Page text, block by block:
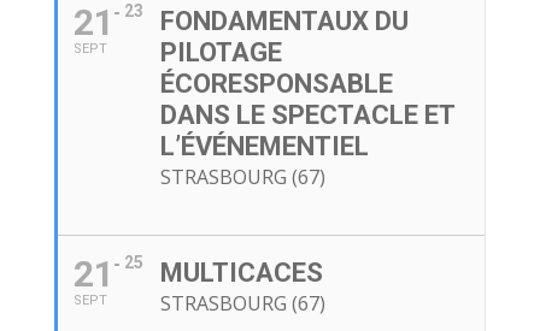
21
SEPT
23
FONDAMENTAUX DU
PILOTAGE
ÉCORESPONSABLE
DANS LE SPECTACLE ET
L’ÉVÉNEMENTIEL
STRASBOURG (67)
21
SEPT
25 MULTICACES
STRASBOURG (67)